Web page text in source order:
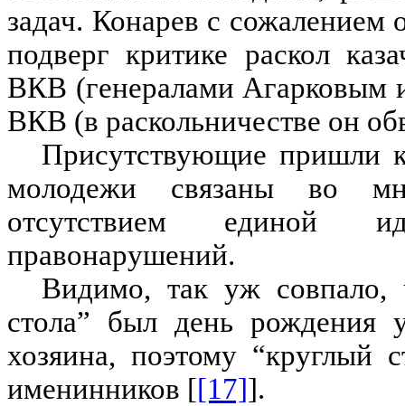
задач. Конарев с сожалением
подверг критике раскол
ВКВ (генералами Агарковым
ВКВ (в раскольничестве он
Присутствующие пришли
молодежи связаны во
отсутствием единой
правонарушений.
Видимо, так уж совпало,
стола” был день рождения
хозяина, поэтому “круглый
именинников [[17]].